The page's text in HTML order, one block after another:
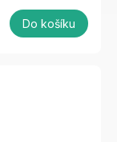
Do košíku